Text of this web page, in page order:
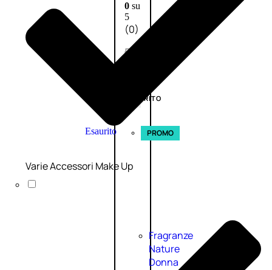
0su
5
(0)
58,00
ESAURITO
Esaurito PROMO
Fragranze
Nature
Donna
Varie Accessori Make Up